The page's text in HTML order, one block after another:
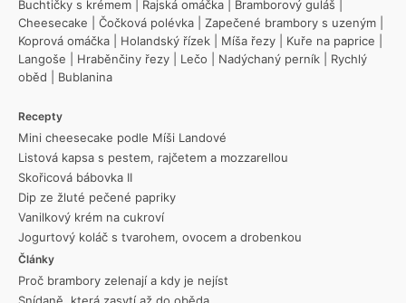
Buchtičky s krémem
Rajská omáčka Bramborový guláš
Cheesecake
Čočková polévka Zapečené brambory s uzeným
Koprová omáčka
Holandský řízek Míša řezy Kuře na paprice
Langoše
Hraběnčiny řezy Lečo Nadýchaný perník
Rychlý
oběd
Bublanina
Recepty
Mini cheesecake podle Míši Landové
Listová kapsa s pestem, rajčetem a mozzarellou
Skořicová bábovka II
Dip ze žluté pečené papriky
Vanilkový krém na cukroví
Jogurtový koláč s tvarohem, ovocem a drobenkou
Články
Proč brambory zelenají a kdy je nejíst